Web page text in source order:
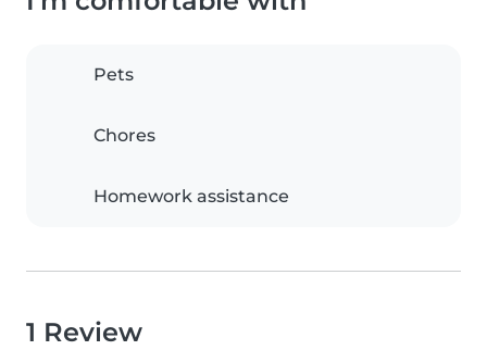
Pets
Chores
Homework assistance
1 Review